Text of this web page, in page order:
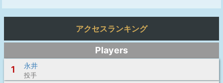
アクセスランキング
Players
1
永井
投手